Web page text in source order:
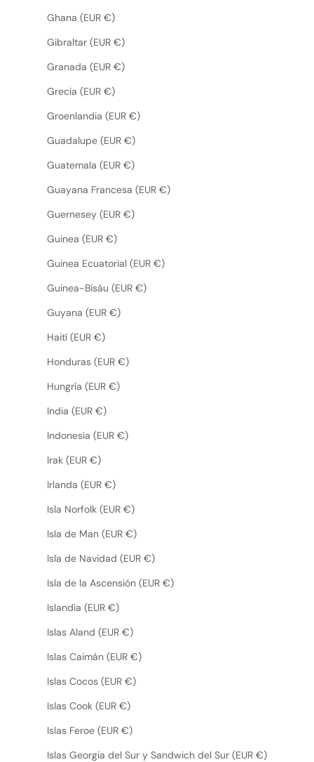
Ghana (EUR €)
Gibraltar (EUR €)
Granada (EUR €)
Grecia (EUR €)
Groenlandia (EUR €)
Guadalupe (EUR €)
Guatemala (EUR €)
Guayana Francesa (EUR €)
Guernesey (EUR €)
Guinea (EUR €)
Guinea Ecuatorial (EUR €)
Guinea-Bisáu (EUR €)
Guyana (EUR €)
Haití (EUR €)
Honduras (EUR €)
Hungría (EUR €)
India (EUR €)
Indonesia (EUR €)
Irak (EUR €)
Irlanda (EUR €)
Isla Norfolk (EUR €)
Isla de Man (EUR €)
Isla de Navidad (EUR €)
Isla de la Ascensión (EUR €)
Islandia (EUR €)
Islas Aland (EUR €)
Islas Caimán (EUR €)
Islas Cocos (EUR €)
Islas Cook (EUR €)
Islas Feroe (EUR €)
Islas Georgia del Sur y Sandwich del Sur (EUR €)